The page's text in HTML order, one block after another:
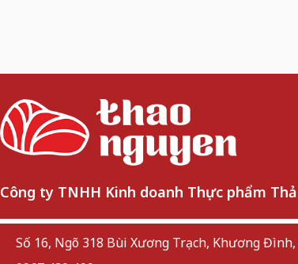
Công ty TNHH Kinh doanh Thực phẩm
Số 16, Ngõ 318 Bùi Xương Trạch, Khương